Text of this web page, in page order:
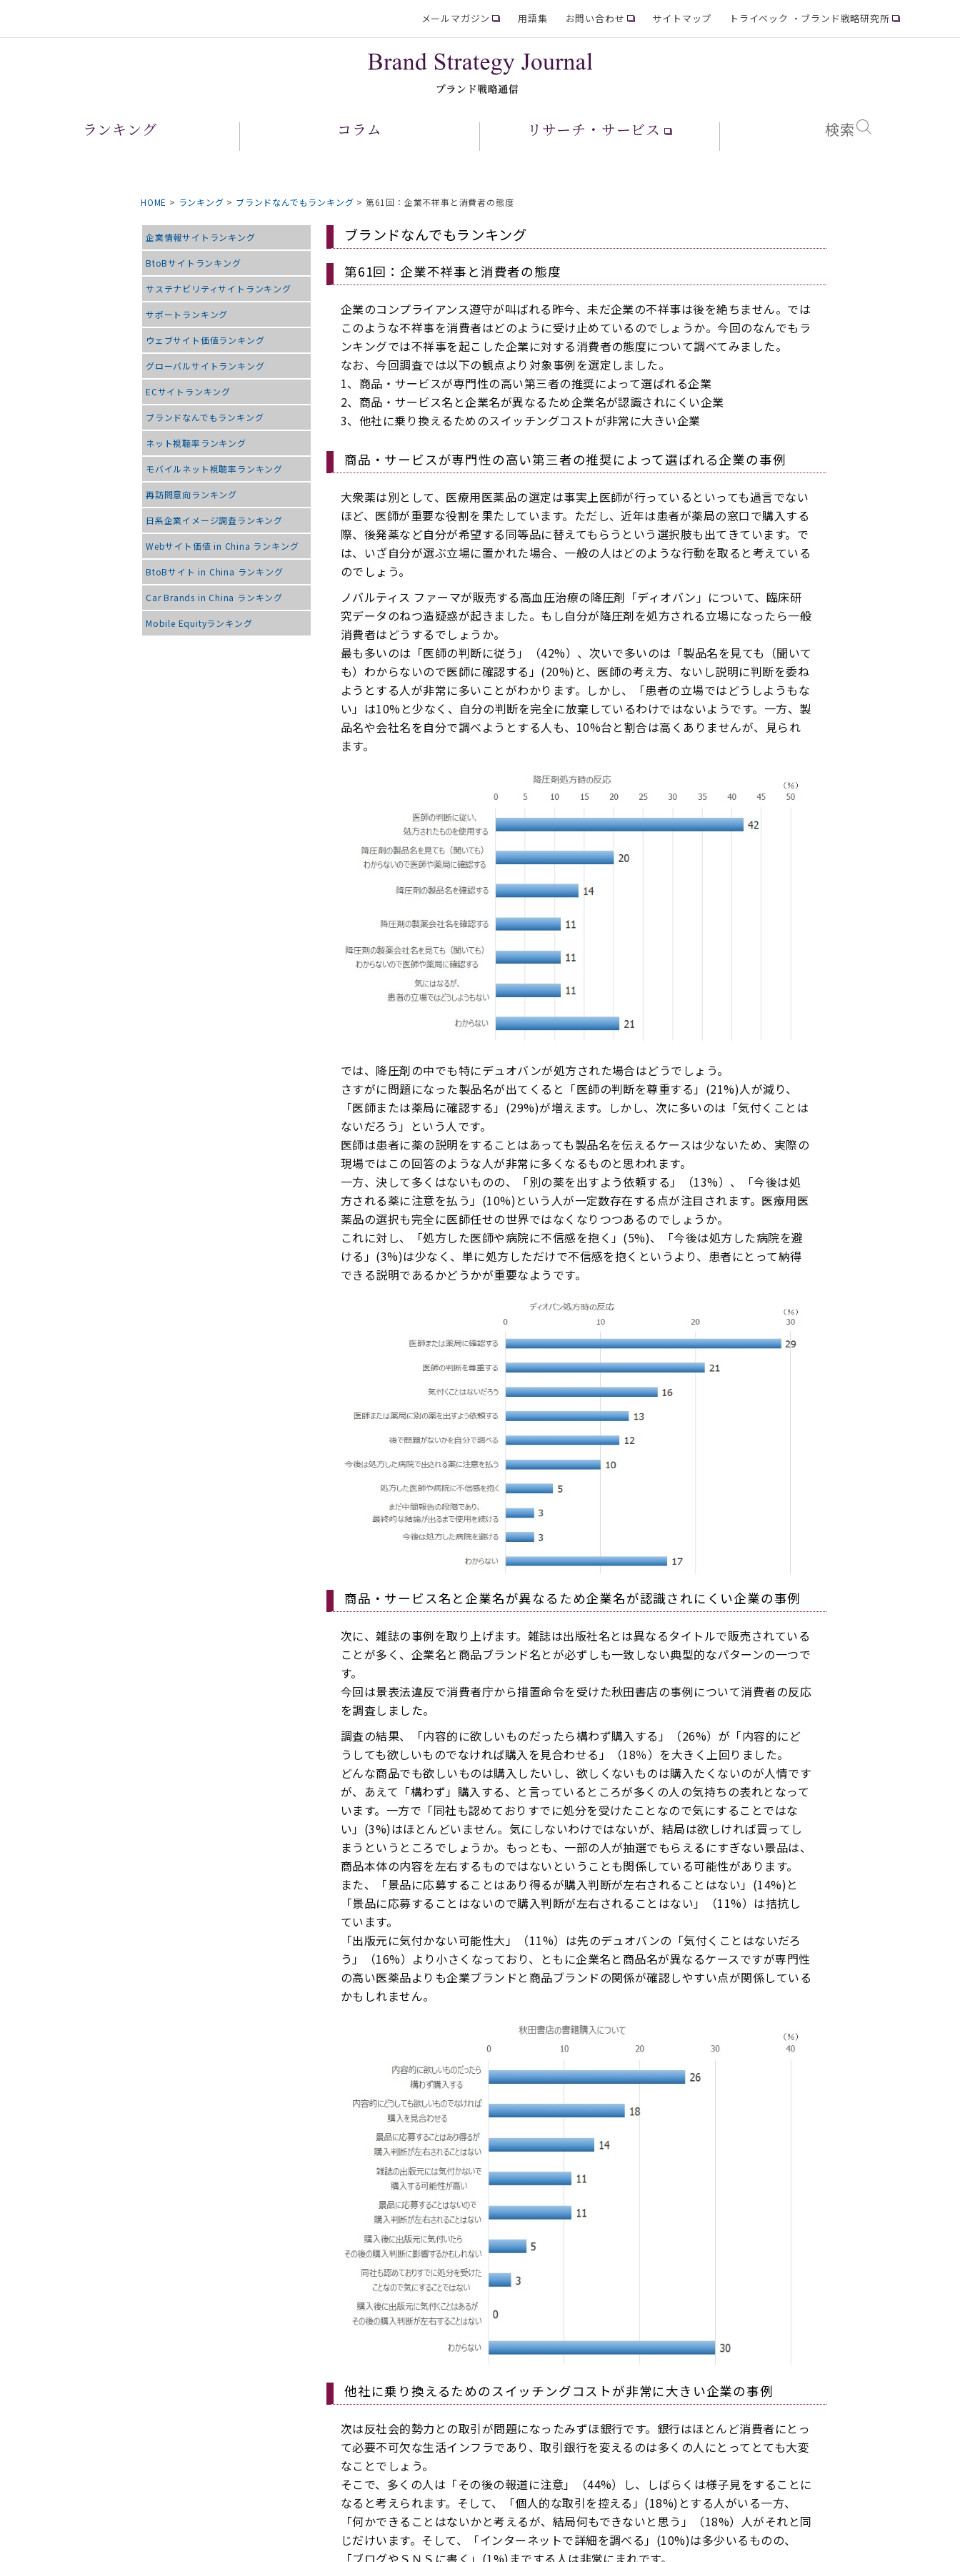
メールマガジン 用語集 お問い合わせ サイトマップ トライベック ・ブランド戦略研究所
ランキング コラム リサーチ・サービス 検索
HOME > ランキング > ブランドなんでもランキング > 第61回：企業不祥事と消費者の態度
企業情報サイトランキング
BtoBサイトランキング
サステナビリティサイトランキング
サポートランキング
ウェブサイト価値ランキング
グローバルサイトランキング
ECサイトランキング
ブランドなんでもランキング
ネット視聴率ランキング
モバイルネット視聴率ランキング
再訪問意向ランキング
日系企業イメージ調査ランキング
Webサイト価値 in China ランキング
BtoBサイト in China ランキング
Car Brands in China ランキング
Mobile Equityランキング
ブランドなんでもランキング
第61回：企業不祥事と消費者の態度
企業のコンプライアンス遵守が叫ばれる昨今、未だ企業の不祥事は後を絶ちません。では
このような不祥事を消費者はどのように受け止めているのでしょうか。今回のなんでもラ
ンキングでは不祥事を起こした企業に対する消費者の態度について調べてみました。
なお、今回調査では以下の観点より対象事例を選定しました。
1、商品・サービスが専門性の高い第三者の推奨によって選ばれる企業
2、商品・サービス名と企業名が異なるため企業名が認識されにくい企業
3、他社に乗り換えるためのスイッチングコストが非常に大きい企業
商品・サービスが専門性の高い第三者の推奨によって選ばれる企業の事例
大衆薬は別として、医療用医薬品の選定は事実上医師が行っているといっても過言でない
ほど、医師が重要な役割を果たしています。ただし、近年は患者が薬局の窓口で購入する
際、後発薬など自分が希望する同等品に替えてもらうという選択肢も出てきています。で
は、いざ自分が選ぶ立場に置かれた場合、一般の人はどのような行動を取ると考えている
のでしょう。
ノバルティス ファーマが販売する高血圧治療の降圧剤「ディオバン」について、臨床研
究データのねつ造疑惑が起きました。もし自分が降圧剤を処方される立場になったら一般
消費者はどうするでしょうか。
最も多いのは「医師の判断に従う」（42%）、次いで多いのは「製品名を見ても（聞いて
も）わからないので医師に確認する」(20%)と、医師の考え方、ないし説明に判断を委ね
ようとする人が非常に多いことがわかります。しかし、「患者の立場ではどうしようもな
い」は10%と少なく、自分の判断を完全に放棄しているわけではないようです。一方、製
品名や会社名を自分で調べようとする人も、10%台と割合は高くありませんが、見られ
ます。
では、降圧剤の中でも特にデュオバンが処方された場合はどうでしょう。
さすがに問題になった製品名が出てくると「医師の判断を尊重する」(21%)人が減り、
「医師または薬局に確認する」(29%)が増えます。しかし、次に多いのは「気付くことは
ないだろう」という人です。
医師は患者に薬の説明をすることはあっても製品名を伝えるケースは少ないため、実際の
現場ではこの回答のような人が非常に多くなるものと思われます。
一方、決して多くはないものの、「別の薬を出すよう依頼する」（13%）、「今後は処
方される薬に注意を払う」(10%)という人が一定数存在する点が注目されます。医療用医
薬品の選択も完全に医師任せの世界ではなくなりつつあるのでしょうか。
これに対し、「処方した医師や病院に不信感を抱く」(5%)、「今後は処方した病院を避
ける」(3%)は少なく、単に処方しただけで不信感を抱くというより、患者にとって納得
できる説明であるかどうかが重要なようです。
商品・サービス名と企業名が異なるため企業名が認識されにくい企業の事例
次に、雑誌の事例を取り上げます。雑誌は出版社名とは異なるタイトルで販売されている
ことが多く、企業名と商品ブランド名とが必ずしも一致しない典型的なパターンの一つで
す。
今回は景表法違反で消費者庁から措置命令を受けた秋田書店の事例について消費者の反応
を調査しました。
調査の結果、「内容的に欲しいものだったら構わず購入する」（26%）が「内容的にど
うしても欲しいものでなければ購入を見合わせる」（18％）を大きく上回りました。
どんな商品でも欲しいものは購入したいし、欲しくないものは購入たくないのが人情です
が、あえて「構わず」購入する、と言っているところが多くの人の気持ちの表れとなって
います。一方で「同社も認めておりすでに処分を受けたことなので気にすることではな
い」(3%)はほとんどいません。気にしないわけではないが、結局は欲しければ買ってし
まうというところでしょうか。もっとも、一部の人が抽選でもらえるにすぎない景品は、
商品本体の内容を左右するものではないということも関係している可能性があります。
また、「景品に応募することはあり得るが購入判断が左右されることはない」(14%)と
「景品に応募することはないので購入判断が左右されることはない」（11%）は拮抗し
ています。
「出版元に気付かない可能性大」（11%）は先のデュオバンの「気付くことはないだろ
う」（16%）より小さくなっており、ともに企業名と商品名が異なるケースですが専門性
の高い医薬品よりも企業ブランドと商品ブランドの関係が確認しやすい点が関係している
かもしれません。
他社に乗り換えるためのスイッチングコストが非常に大きい企業の事例
次は反社会的勢力との取引が問題になったみずほ銀行です。銀行はほとんど消費者にとっ
て必要不可欠な生活インフラであり、取引銀行を変えるのは多くの人にとってとても大変
なことでしょう。
そこで、多くの人は「その後の報道に注意」（44%）し、しばらくは様子見をすることに
なると考えられます。そして、「個人的な取引を控える」(18%)とする人がいる一方、
「何かできることはないかと考えるが、結局何もできないと思う」（18%）人がそれと同
じだけいます。そして、「インターネットで詳細を調べる」(10%)は多少いるものの、
「ブログやＳＮＳに書く」(1%)までする人は非常にまれです。